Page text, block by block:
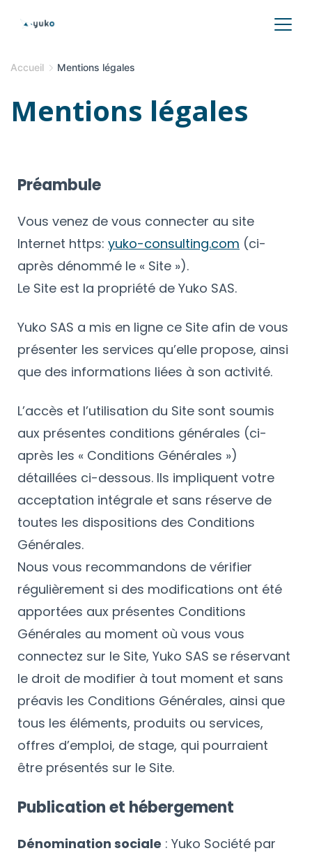
Accueil Mentions légales
Mentions légales
Préambule
Vous venez de vous connecter au site
Internet https: yuko-consulting.com (ci-
après dénommé le « Site »).
Le Site est la propriété de Yuko SAS.
Yuko SAS a mis en ligne ce Site afin de vous
présenter les services qu’elle propose, ainsi
que des informations liées à son activité.
L’accès et l’utilisation du Site sont soumis
aux présentes conditions générales (ci-
après les « Conditions Générales »)
détaillées ci-dessous. Ils impliquent votre
acceptation intégrale et sans réserve de
toutes les dispositions des Conditions
Générales.
Nous vous recommandons de vérifier
régulièrement si des modifications ont été
apportées aux présentes Conditions
Générales au moment où vous vous
connectez sur le Site, Yuko SAS se réservant
le droit de modifier à tout moment et sans
préavis les Conditions Générales, ainsi que
tous les éléments, produits ou services,
offres d’emploi, de stage, qui pourraient
être présentés sur le Site.
Publication et hébergement
Dénomination sociale : Yuko Société par